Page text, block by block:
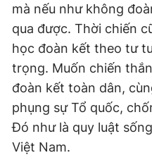
mà nếu như không
qua được. Thời chiến
học đoàn kết theo tư
trọng. Muốn chiến
đoàn kết toàn dân,
phụng sự Tổ quốc,
Đó như là quy luật
Việt Nam.